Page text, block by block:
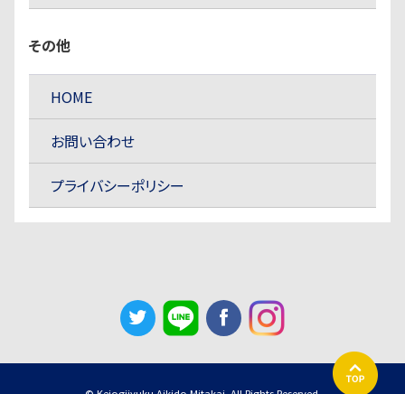
その他
HOME
お問い合わせ
プライバシーポリシー